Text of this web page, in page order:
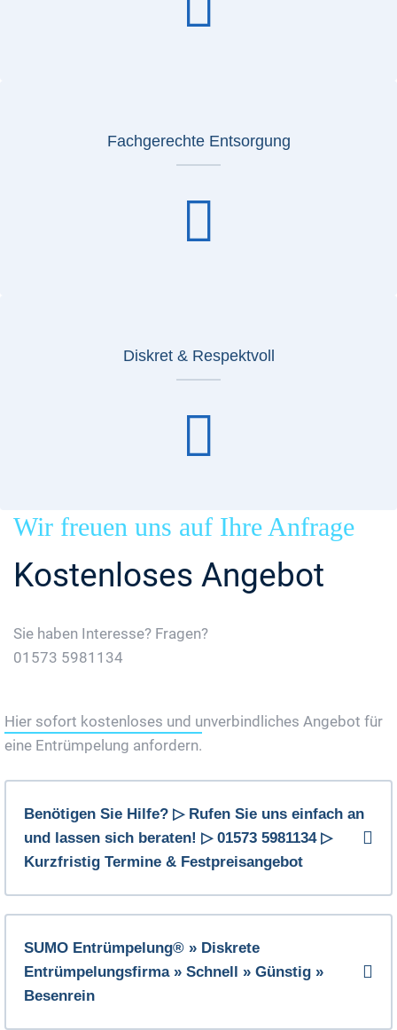
Fachgerechte Entsorgung
Diskret & Respektvoll
Wir freuen uns auf Ihre Anfrage
Kostenloses Angebot
Sie haben Interesse? Fragen?
01573 5981134
Hier sofort kostenloses und unverbindliches Angebot für
eine Entrümpelung anfordern.
Benötigen Sie Hilfe? ▷ Rufen Sie uns einfach an
und lassen sich beraten! ▷ 01573 5981134 ▷
Kurzfristig Termine & Festpreisangebot
SUMO Entrümpelung® » Diskrete
Entrümpelungsfirma » Schnell » Günstig »
Besenrein